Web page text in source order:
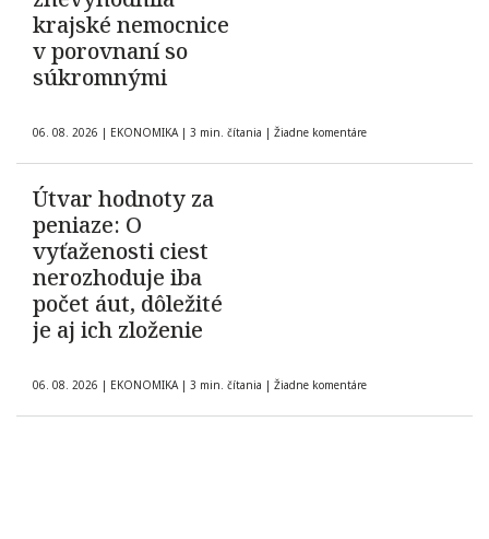
krajské nemocnice
v porovnaní so
súkromnými
06. 08. 2026 | EKONOMIKA | 3 min. čítania | Žiadne komentáre
Útvar hodnoty za
peniaze: O
vyťaženosti ciest
nerozhoduje iba
počet áut, dôležité
je aj ich zloženie
06. 08. 2026 | EKONOMIKA | 3 min. čítania | Žiadne komentáre